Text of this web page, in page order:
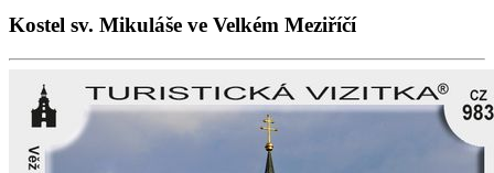
Kostel sv. Mikuláše ve Velkém Meziříčí